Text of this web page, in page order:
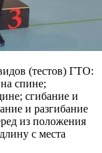
(тестов) ГТО:
спине;
сгибание и
и разгибание
из положения
с места